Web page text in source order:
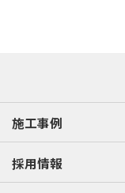
施工事例
採用情報